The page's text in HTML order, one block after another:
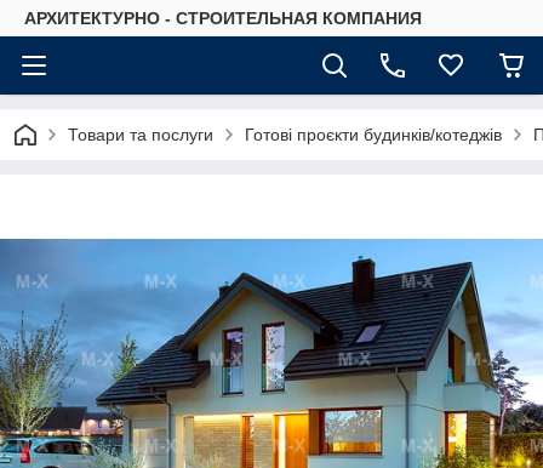
АРХИТЕКТУРНО - СТРОИТЕЛЬНАЯ КОМПАНИЯ
Товари та послуги Готові проєкти будинків/котеджів